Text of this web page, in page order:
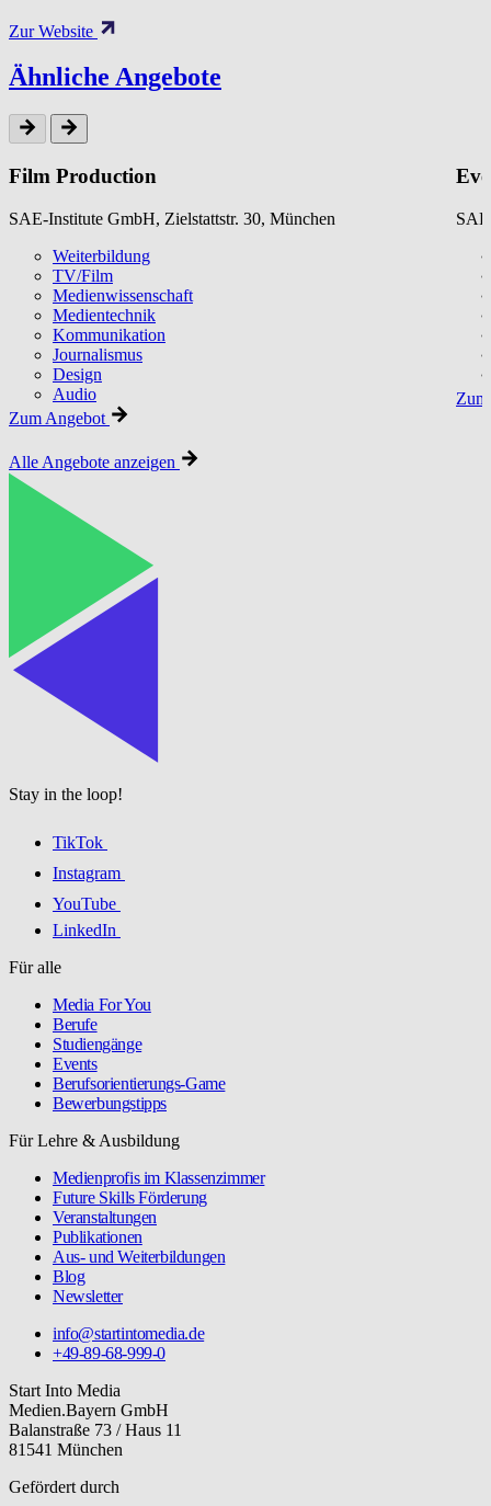
Zur Website
Ähnliche Angebote
Film Production
SAE-Institute GmbH, Zielstattstr. 30, München
Weiterbildung
TV/Film
Medienwissenschaft
Medientechnik
Kommunikation
Journalismus
Design
Audio
Zum Angebot
Alle Angebote anzeigen
Stay in the loop!
TikTok
Instagram
YouTube
LinkedIn
Für alle
Media For You
Berufe
Studiengänge
Events
Berufsorientierungs-Game
Bewerbungstipps
Für Lehre & Ausbildung
Medienprofis im Klassenzimmer
Future Skills Förderung
Veranstaltungen
Publikationen
Aus- und Weiterbildungen
Blog
Newsletter
info@startintomedia.de
+49-89-68-999-0
Start Into Media
Medien.Bayern GmbH
Balanstraße 73 / Haus 11
81541 München
Gefördert durch